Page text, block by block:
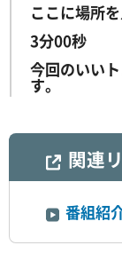
ここに場所
3分00秒
今回のいい
す。
関連
番組紹